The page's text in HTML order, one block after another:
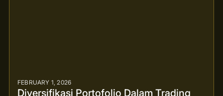
FEBRUARY 1, 2026
Diversifikasi Portofolio Dalam Trading